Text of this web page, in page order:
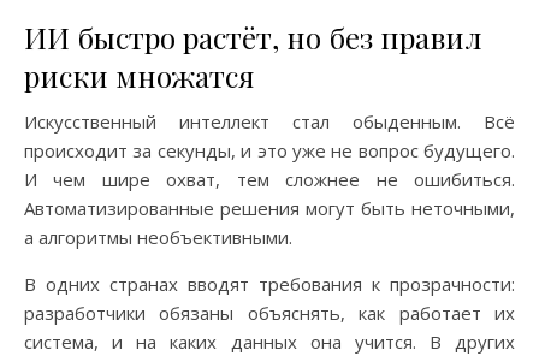
ИИ быстро растёт, но без правил
риски множатся
Искусственный интеллект стал обыденным. Всё
происходит за секунды, и это уже не вопрос будущего.
И чем шире охват, тем сложнее не ошибиться.
Автоматизированные решения могут быть неточными,
а алгоритмы необъективными.
В одних странах вводят требования к прозрачности:
разработчики обязаны объяснять, как работает их
система, и на каких данных она учится. В других